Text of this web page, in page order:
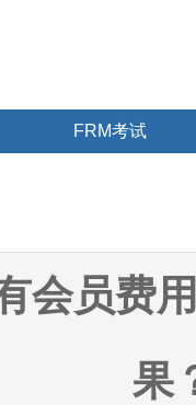
FRM考试
会员费
果